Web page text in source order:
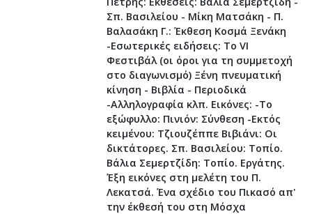
Σπ. Βασιλείου - Μίκη Ματσάκη - Π.
Βαλασάκη Γ.: Έκθεση Κοσμά Ξενάκη
-Εσωτερικές ειδήσεις: Το VI
Φεστιβάλ (οι όροι για τη συμμετοχή
στο διαγωνισμό) Ξένη πνευματική
κίνηση - Βιβλία - Περιοδικά
-Αλληλογραφία κλπ. Εικόνες: -Το
εξώφυλλο: Πινιόν: Σύνθεση -Εκτός
κειμένου: Τζιουζέππε Βιβιάνι: Οι
δικτάτορες. Σπ. Βασιλείου: Τοπίο.
Βάλια Σεμερτζίδη: Τοπίο. Εργάτης.
Έξη εικόνες στη μελέτη του Π.
Λεκατσά. Ένα σχέδιο του Πικασό απ'
την έκθεσή του στη Μόσχα